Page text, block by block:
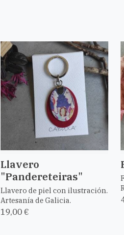
Llavero
"Pandereteiras"
Llavero de piel con ilustración.
Artesanía de Galicia.
19,00 €